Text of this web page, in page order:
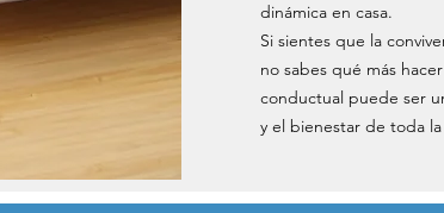
dinámica en casa.
Si sientes que la
no sabes qué más
conductual puede ser
y el bienestar de toda la